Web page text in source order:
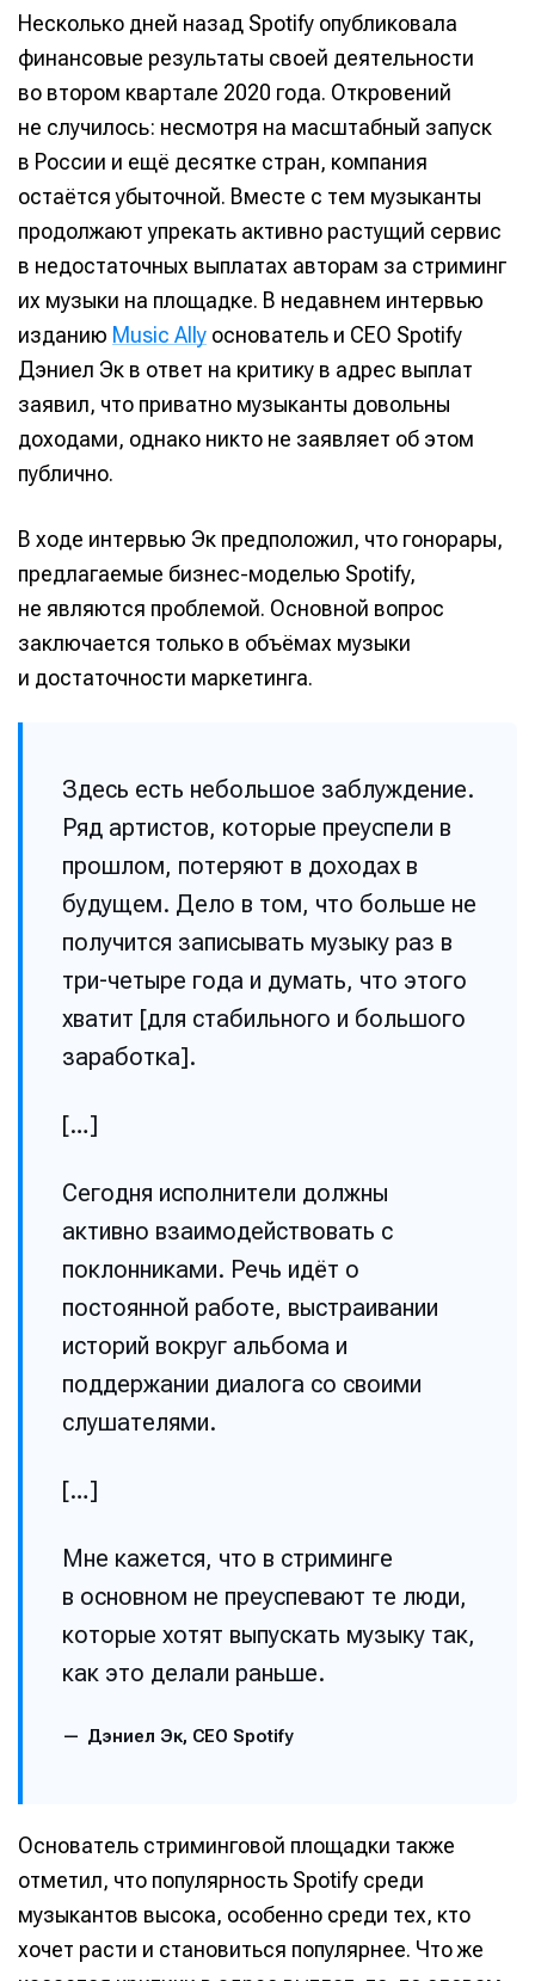
Несколько дней назад Spotify опубликовала
финансовые результаты своей деятельности
во втором квартале 2020 года. Откровений
не случилось: несмотря на масштабный запуск
в России и ещё десятке стран, компания
остаётся убыточной. Вместе с тем музыканты
продолжают упрекать активно растущий сервис
в недостаточных выплатах авторам за стриминг
их музыки на площадке. В недавнем интервью
изданию Music Ally основатель и CEO Spotify
Дэниел Эк в ответ на критику в адрес выплат
заявил, что приватно музыканты довольны
доходами, однако никто не заявляет об этом
публично.
В ходе интервью Эк предположил, что гонорары,
предлагаемые бизнес-моделью Spotify,
не являются проблемой. Основной вопрос
заключается только в объёмах музыки
и достаточности маркетинга.
Здесь есть небольшое заблуждение.
Ряд артистов, которые преуспели в
прошлом, потеряют в доходах в
будущем. Дело в том, что больше не
получится записывать музыку раз в
три-четыре года и думать, что этого
хватит [для стабильного и большого
заработка].
[…]
Сегодня исполнители должны
активно взаимодействовать с
поклонниками. Речь идёт о
постоянной работе, выстраивании
историй вокруг альбома и
поддержании диалога со своими
слушателями.
[…]
Мне кажется, что в стриминге
в основном не преуспевают те люди,
которые хотят выпускать музыку так,
как это делали раньше.
Дэниел Эк, CEO Spotify
Основатель стриминговой площадки также
отметил, что популярность Spotify среди
музыкантов высока, особенно среди тех, кто
хочет расти и становиться популярнее. Что же